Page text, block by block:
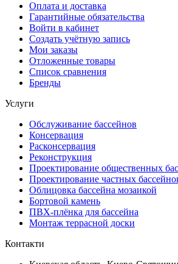
Оплата и доставка
Гарантийные обязательства
Войти в кабинет
Создать учётную запись
Мои заказы
Отложенные товары
Список сравнения
Бренды
Услуги
Обслуживание бассейнов
Консервация
Расконсервация
Реконструкция
Проектирование общественных
Проектирование частных
Облицовка бассейна мозаикой
Бортовой камень
ПВХ-плёнка для бассейна
Монтаж террасной доски
Контакти